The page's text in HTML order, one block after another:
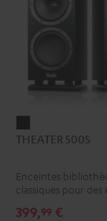
500S
THEATER 500S
Enceintes
classiques pour des
399,99 €